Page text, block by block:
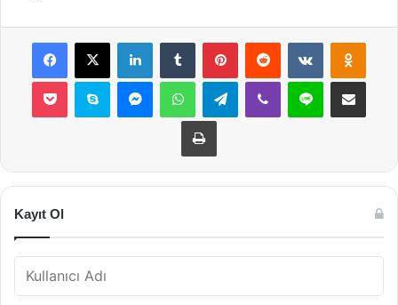
Facebook
X LinkedInTumblr PinterestReddit VKontakte
Pocket Skype MessengerWhatsAppTelegramViber Line E-Posta ile
Yazdır
Kayıt Ol